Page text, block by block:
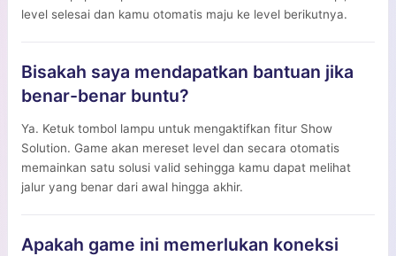
level selesai dan kamu otomatis maju ke level berikutnya.
Bisakah saya mendapatkan bantuan jika
benar-benar buntu?
Ya. Ketuk tombol lampu untuk mengaktifkan fitur Show
Solution. Game akan mereset level dan secara otomatis
memainkan satu solusi valid sehingga kamu dapat melihat
jalur yang benar dari awal hingga akhir.
Apakah game ini memerlukan koneksi